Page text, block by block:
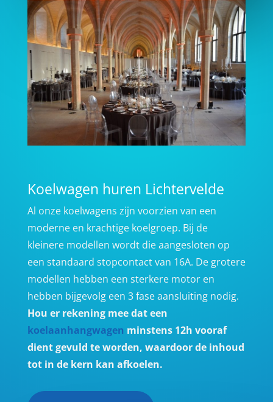
Koelwagen huren Lichtervelde
Al onze koelwagens zijn voorzien van een
moderne en krachtige koelgroep. Bij de
kleinere modellen wordt die aangesloten op
een standaard stopcontact van 16A. De grotere
modellen hebben een sterkere motor en
hebben bijgevolg een 3 fase aansluiting nodig.
Hou er rekening mee dat een
koelaanhangwagen minstens 12h vooraf
dient gevuld te worden, waardoor de inhoud
tot in de kern kan afkoelen.